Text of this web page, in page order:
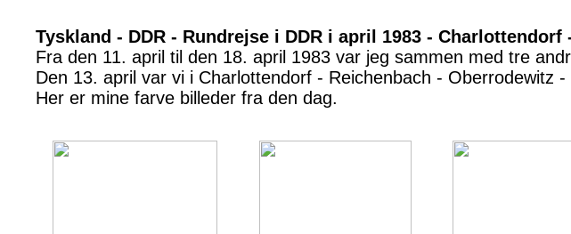
Tyskland - DDR - Rundrejse i DDR i april 1983 -
Fra den 11. april til den 18. april 1983 var jeg sammen med tre
Den 13. april var vi i Charlottendorf - Reichenbach - Oberrodewitz
Her er mine farve billeder fra den dag.